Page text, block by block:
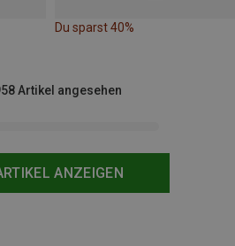
Du sparst 40%
ANZEIGEN
Artikel angesehen